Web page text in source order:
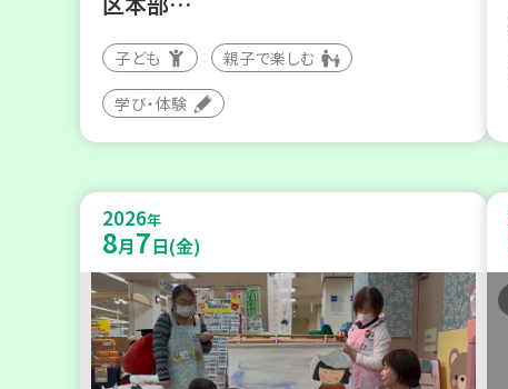
子ども 親子で楽しむ
学び・体験
2026年
8月7日(金)